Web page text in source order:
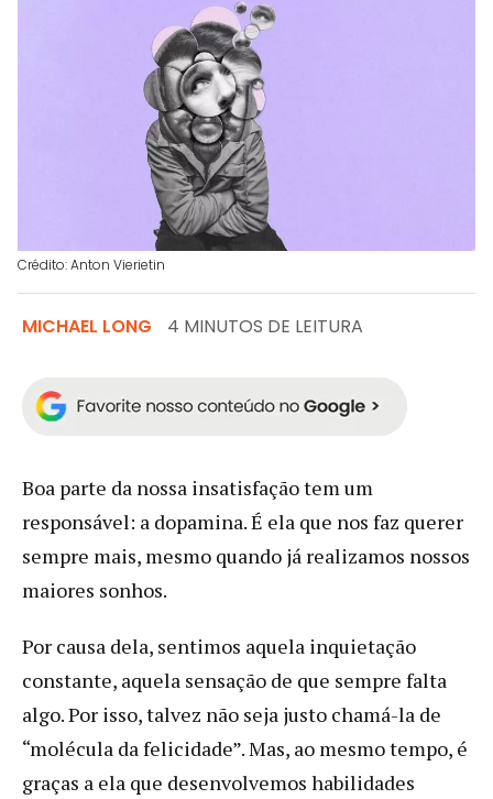
Crédito: Anton Vierietin
MICHAEL LONG 4 MINUTOS DE LEITURA
Boa parte da nossa insatisfação tem um
responsável: a dopamina. É ela que nos faz querer
sempre mais, mesmo quando já realizamos nossos
maiores sonhos.
Por causa dela, sentimos aquela inquietação
constante, aquela sensação de que sempre falta
algo. Por isso, talvez não seja justo chamá-la de
“molécula da felicidade”. Mas, ao mesmo tempo, é
graças a ela que desenvolvemos habilidades